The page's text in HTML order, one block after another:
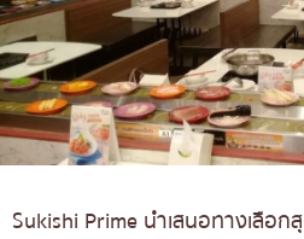
Sukishi Prime นำเสนอทางเลือ